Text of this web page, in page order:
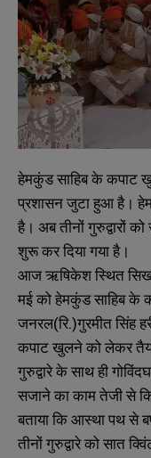
हेमकुंड साहिब के कपाट
प्रशासन जुटा हुआ है।
है। अब तीनों गुरुद्वारों
शुरू कर दिया गया है।
आज ऋषिकेश स्थित सिख
मई को हेमकुंड साहिब के
जनरल(रि.)गुरमीत सिंह
कपाट खुलने को लेकर
गुरुद्वारे के साथ ही
सजाने का काम तेजी से
बताया कि आस्था पथ से
तीनों गुरुद्वारे को सात